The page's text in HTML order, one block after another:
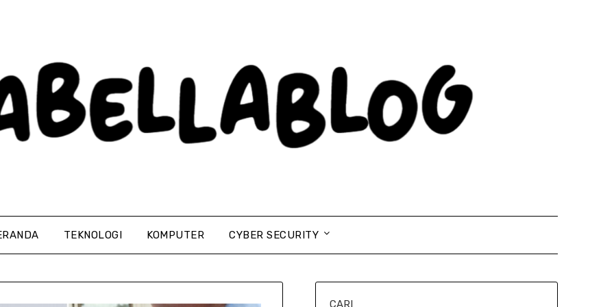
TEKNOLOGI KOMPUTER CYBER SECURITY
CARI